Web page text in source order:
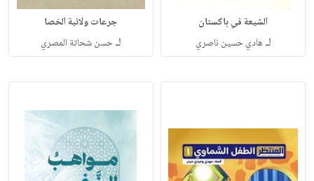
الشيعة في باكستان
لـ هادي حسين ناصري
جرعات ولائية الخصا
لـحسن شحاتة المصري